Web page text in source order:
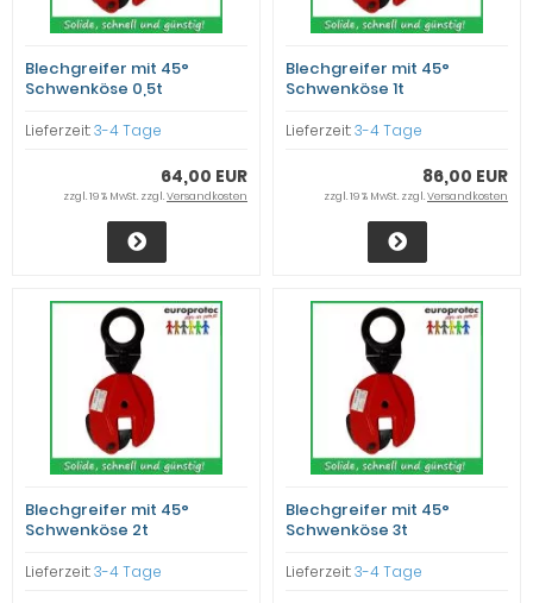
Blechgreifer mit 45°
Schwenköse 0,5t
Lieferzeit:3-4 Tage
64,00 EUR
zzgl. 19 % MwSt. zzgl.Versandkosten
Blechgreifer mit 45°
Schwenköse 1t
Lieferzeit:3-4 Tage
86,00 EUR
zzgl. 19 % MwSt. zzgl.Versandkosten
Blechgreifer mit 45°
Schwenköse 2t
Lieferzeit:3-4 Tage
Blechgreifer mit 45°
Schwenköse 3t
Lieferzeit:3-4 Tage